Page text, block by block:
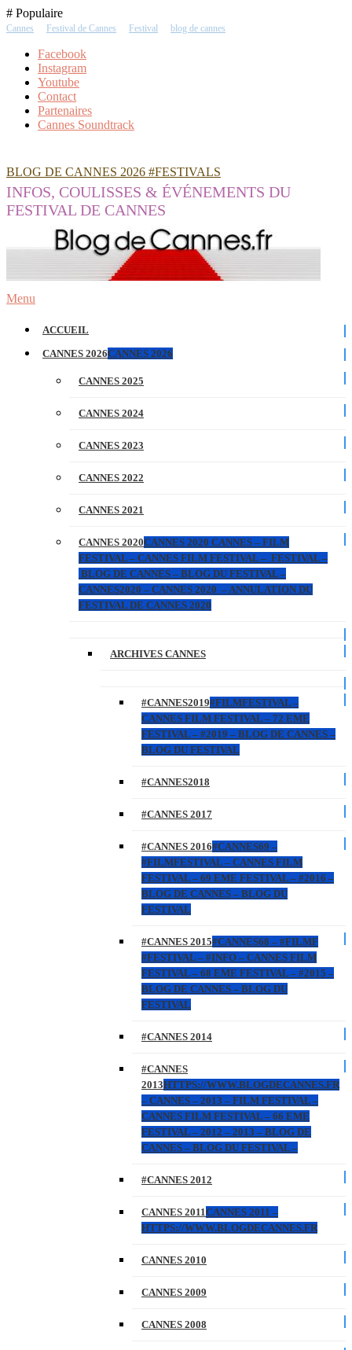
Skip
To
# Populaire
Cannes Festival de Cannes Festival blog de cannes
Facebook
Instagram
Youtube
Contact
Partenaires
Cannes Soundtrack
BLOG DE CANNES 2026 #FESTIVALS
INFOS, COULISSES & ÉVÉNEMENTS DU
FESTIVAL DE CANNES
Menu
ACCUEIL
CANNES 2026CANNES 2026
CANNES 2025
CANNES 2024
CANNES 2023
CANNES 2022
CANNES 2021
CANNES 2020CANNES 2020 CANNES – FILM
FESTIVAL – CANNES FILM FESTIVAL – FESTIVAL –
BLOG DE CANNES – BLOG DU FESTIVAL –
CANNES2020 – CANNES 2020 – ANNULATION DU
FESTIVAL DE CANNES 2020
ARCHIVES CANNES
#CANNES2019#FILMFESTIVAL –
CANNES FILM FESTIVAL – 72 EME
FESTIVAL – #2019 – BLOG DE CANNES –
BLOG DU FESTIVAL
#CANNES2018
#CANNES 2017
#CANNES 2016#CANNES69 –
#FILMFESTIVAL – CANNES FILM
FESTIVAL – 69 EME FESTIVAL – #2016 –
BLOG DE CANNES – BLOG DU
FESTIVAL
#CANNES 2015#CANNES68 – #FILMF
#FESTIVAL – #INFO – CANNES FILM
FESTIVAL – 68 EME FESTIVAL – #2015 –
BLOG DE CANNES – BLOG DU
FESTIVAL
#CANNES 2014
#CANNES
2013HTTPS://WWW.BLOGDECANNES.FR
– CANNES – 2013 – FILM FESTIVAL –
CANNES FILM FESTIVAL – 66 EME
FESTIVAL – 2012 – 2013 – BLOG DE
CANNES – BLOG DU FESTIVAL –
#CANNES 2012
CANNES 2011CANNES 2011 –
HTTPS://WWW.BLOGDECANNES.FR
CANNES 2010
CANNES 2009
CANNES 2008